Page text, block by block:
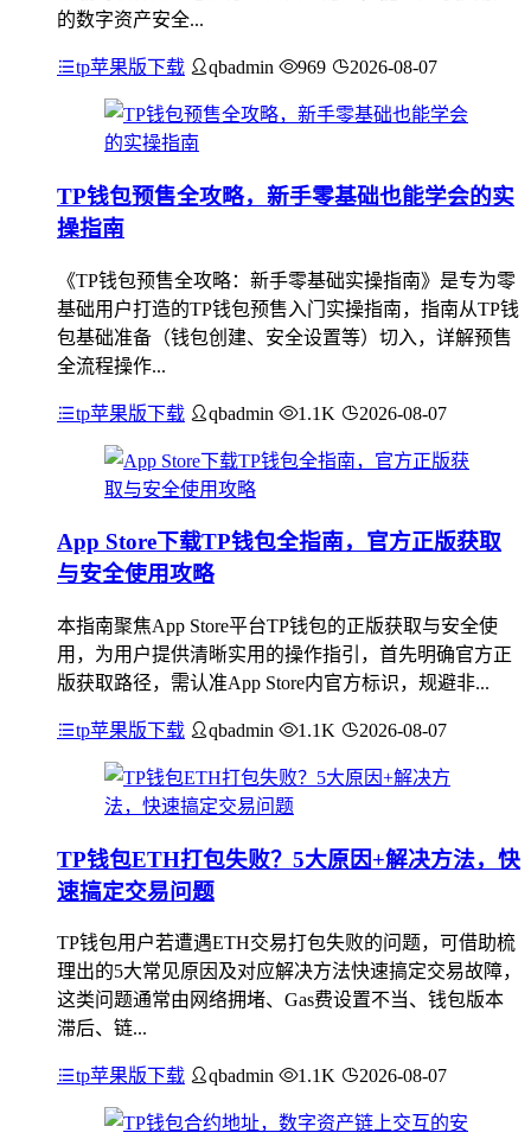
的数字资产安全...
tp苹果版下载 qbadmin 969 2026-08-07
TP钱包预售全攻略，新手零基础也能学会的实
操指南
《TP钱包预售全攻略：新手零基础实操指南》是专为零
基础用户打造的TP钱包预售入门实操指南，指南从TP钱
包基础准备（钱包创建、安全设置等）切入，详解预售
全流程操作...
tp苹果版下载 qbadmin 1.1K 2026-08-07
App Store下载TP钱包全指南，官方正版获取
与安全使用攻略
本指南聚焦App Store平台TP钱包的正版获取与安全使
用，为用户提供清晰实用的操作指引，首先明确官方正
版获取路径，需认准App Store内官方标识，规避非...
tp苹果版下载 qbadmin 1.1K 2026-08-07
TP钱包ETH打包失败？5大原因+解决方法，快
速搞定交易问题
TP钱包用户若遭遇ETH交易打包失败的问题，可借助梳
理出的5大常见原因及对应解决方法快速搞定交易故障，
这类问题通常由网络拥堵、Gas费设置不当、钱包版本
滞后、链...
tp苹果版下载 qbadmin 1.1K 2026-08-07